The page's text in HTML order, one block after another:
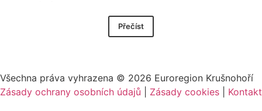
Přečíst
Všechna práva vyhrazena © 2026 Euroregion Krušnohoří
Zásady ochrany osobních údajů
Zásady cookies​ Kontakt​